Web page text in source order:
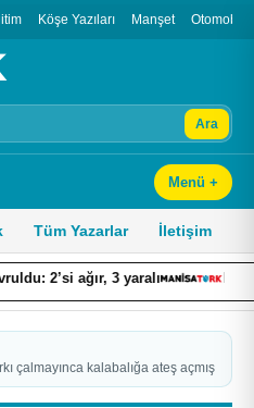
Köşe Yazıları Manşet Otomobil
Ara
Menü +
Tüm Yazarlar İletişim
yaralı Bodrum’da havuz
çalmayınca kalabalığa ateş açmış